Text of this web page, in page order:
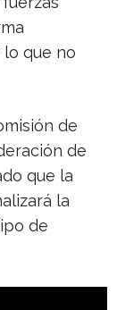
que no
de
de
que la
la
de